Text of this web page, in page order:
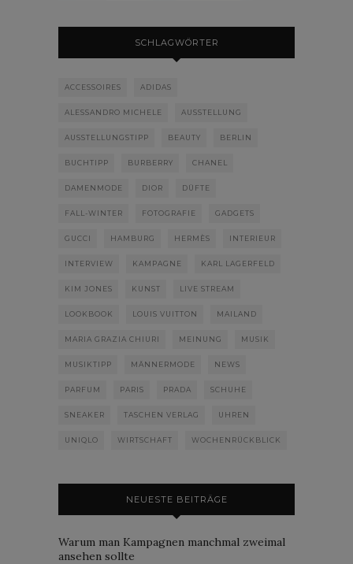
SCHLAGWÖRTER
ACCESSOIRES ADIDAS
ALESSANDRO MICHELE AUSSTELLUNG
AUSSTELLUNGSTIPP BEAUTY BERLIN
BUCHTIPP BURBERRY CHANEL
DAMENMODE DIOR DÜFTE
FALL-WINTER FOTOGRAFIE GADGETS
GUCCI HAMBURG HERMÈS INTERIEUR
INTERVIEW KAMPAGNE KARL LAGERFELD
KIM JONES KUNST LIVE STREAM
LOOKBOOK LOUIS VUITTON MAILAND
MARIA GRAZIA CHIURI MEINUNG MUSIK
MUSIKTIPP MÄNNERMODE NEWS
PARFUM PARIS PRADA SCHUHE
SNEAKER TASCHEN VERLAG UHREN
UNIQLO WIRTSCHAFT WOCHENRÜCKBLICK
NEUESTE BEITRÄGE
Warum man Kampagnen manchmal zweimal
ansehen sollte